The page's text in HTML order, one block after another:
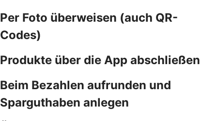
Per Foto überweisen (auch QR-
Codes)
Produkte über die App abschließen
Beim Bezahlen aufrunden und
Sparguthaben anlegen